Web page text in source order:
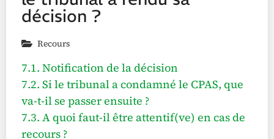
décision ?
Recours
7.1. Notification de la décision
7.2. Si le tribunal a condamné le CPAS, que
va-t-il se passer ensuite ?
7.3. A quoi faut-il être attentif(ve) en cas de
recours ?